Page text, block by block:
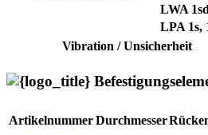
LWA
LPA 1s,
Vibration / Unsicherheit
Artikelnummer Durchmesser